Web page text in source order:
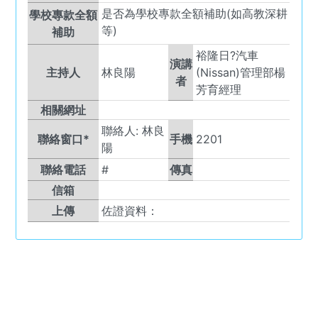
學校專款全額
補助
是否為學校專款全額補助(如高教深耕
等)
主持人 林良陽
演講
者
裕隆日?汽車
(Nissan)管理部楊
芳育經理
相關網址
聯絡窗口*
聯絡人: 林良
陽
手機 2201
聯絡電話 #
傳真
信箱
上傳
佐證資料：